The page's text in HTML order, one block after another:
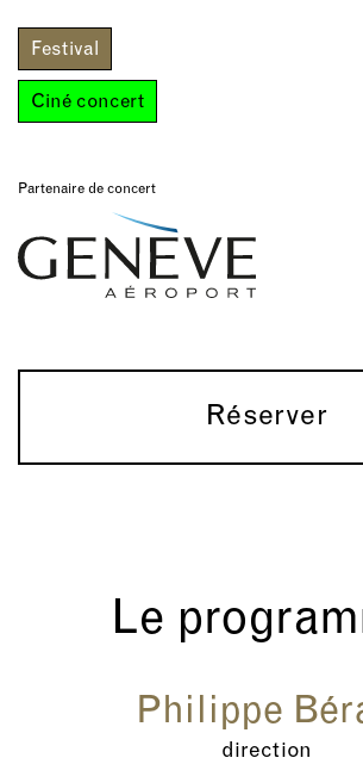
Festival
Ciné concert
Partenaire de concert
Réserver
Le
Philippe
direction